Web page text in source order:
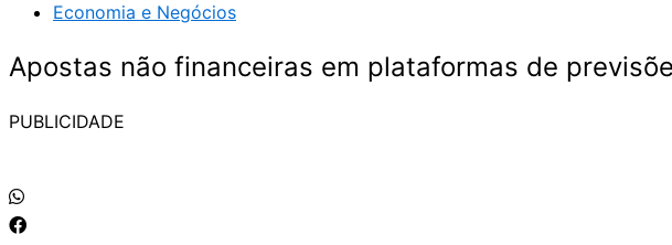
Economia e Negócios
Apostas não financeiras em plataformas de
PUBLICIDADE